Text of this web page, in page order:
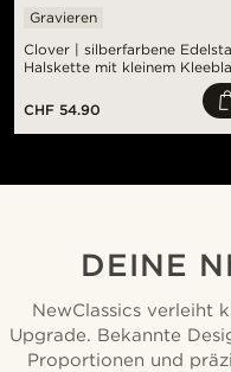
Clover | silberfarbene
Halskette mit kleinem
Gravieren
CHF 54.90
DEINE
NewClassics verleiht
Upgrade. Bekannte
Proportionen und